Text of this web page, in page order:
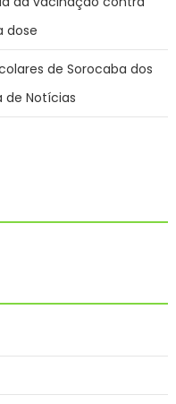
dose
de Sorocaba dos
de Notícias